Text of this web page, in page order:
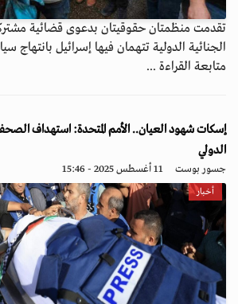
تقدمت منظمتان حقوقيتان بدعوى قضائية
الجنائية الدولية تتهمان فيها إسرائيل
متابعة القراءة ...
إسكات شهود العيان.. الأمم المتحدة: استهداف
الدولي
جسور بوست 11 أغسطس 2025 - 15:46
أخبار